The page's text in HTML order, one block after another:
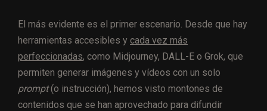
El más evidente es el primer escenario. Desde que hay
herramientas accesibles y cada vez más
perfeccionadas, como Midjourney, DALL-E o Grok, que
permiten generar imágenes y vídeos con un solo
prompt(o instrucción), hemos visto montones de
contenidos que se han aprovechado para difundir